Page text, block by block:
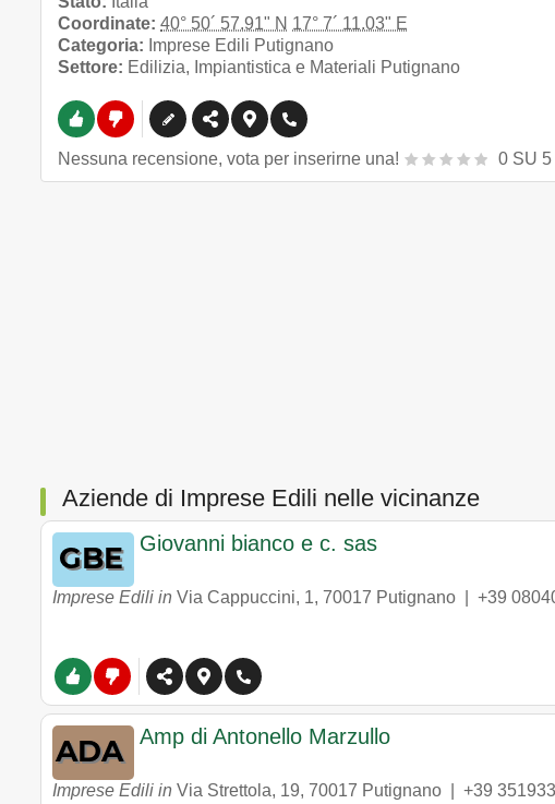
Coordinate: 40° 50´ 57.91" N 17° 7´ 11.03" E
Categoria: Imprese Edili Putignano
Settore: Edilizia, Impiantistica e Materiali Putignano
Nessuna recensione, vota per inserirne una! 0 SU 5
Aziende di Imprese Edili nelle vicinanze
Giovanni bianco e c. sas
Imprese Edili in Via Cappuccini, 1, 70017 Putignano +39
Amp di Antonello Marzullo
Imprese Edili in Via Strettola, 19, 70017 Putignano +39